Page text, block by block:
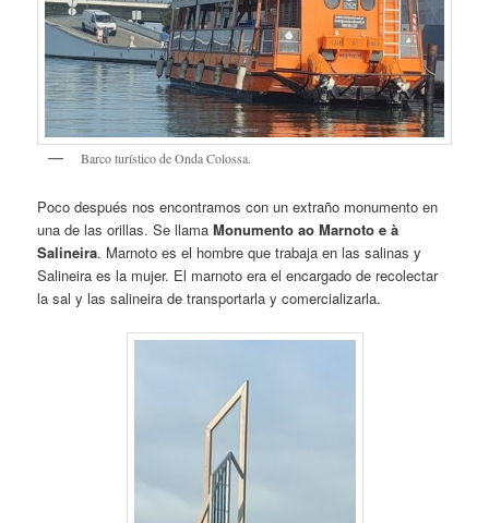
Barco turístico de Onda Colossa.
Poco después nos encontramos con un extraño monumento en
una de las orillas. Se llamaMonumento ao Marnoto e à
Salineira. Marnoto es el hombre que trabaja en las salinas y
Salineira es la mujer. El marnoto era el encargado de recolectar
la sal y las salineira de transportarla y comercializarla.